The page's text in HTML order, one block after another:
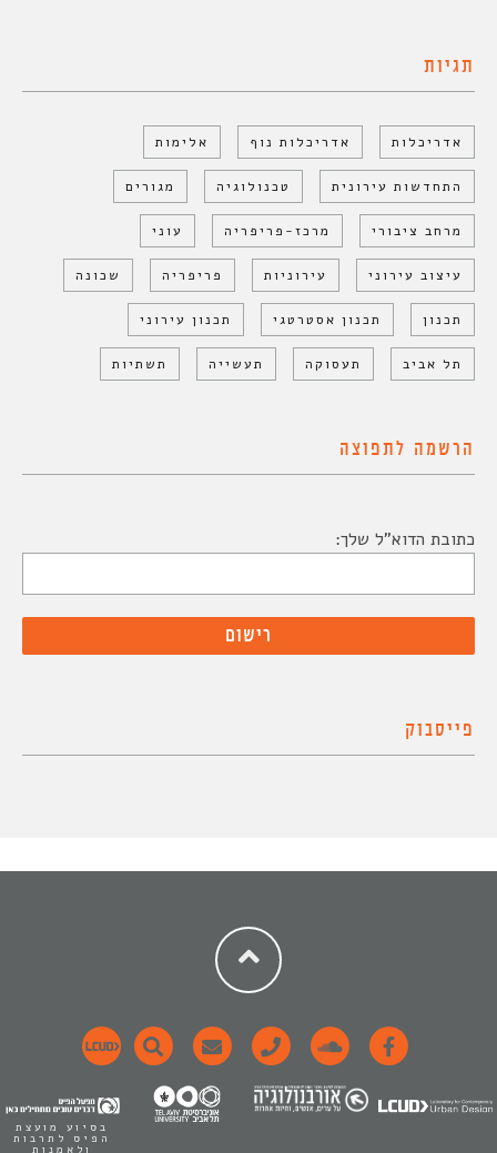
תגיות
אדריכלות אדריכלות נוף אלימות
התחדשות עירונית טכנולוגיה מגורים
מרחב ציבורי מרכז-פריפריה עוני
עיצוב עירוני עירוניות פריפריה שכונה
תכנון תכנון אסטרטגי תכנון עירוני
תל אביב תעסוקה תעשייה תשתיות
הרשמה לתפוצה
כתובת הדוא"ל שלך:
פייסבוק
בסיוע מועצת
הפיס לתרבות
ולאמנות